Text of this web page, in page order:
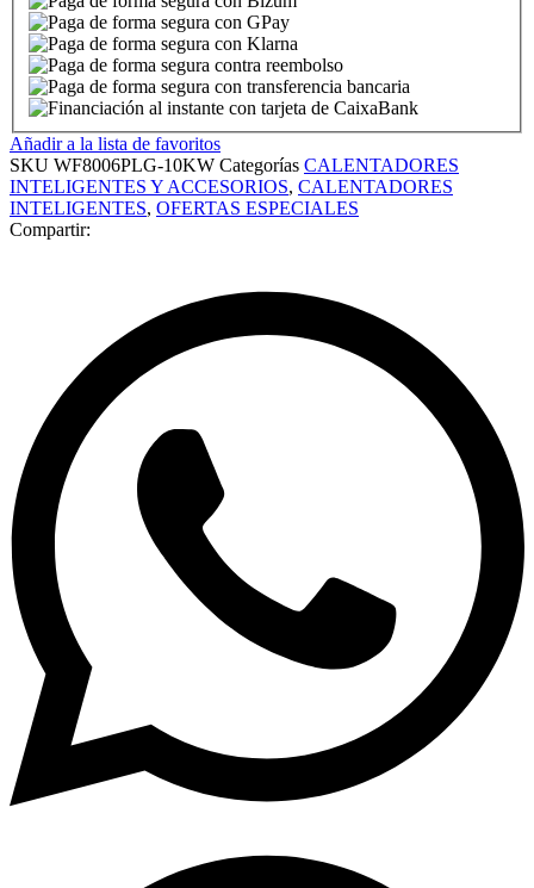
Añadir a la lista de favoritos
SKU WF8006PLG-10KW Categorías CALENTADORES
INTELIGENTES Y ACCESORIOS, CALENTADORES
INTELIGENTES, OFERTAS ESPECIALES
Compartir: